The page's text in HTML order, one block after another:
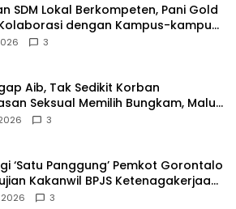
SDM Lokal Berkompeten, Pani Gold
dengan Kampus-kampus
3
Aib, Tak Sedikit Korban
Seksual Memilih Bungkam, Malu
3
‘Satu Panggung’ Pemkot Gorontalo
Kakanwil BPJS Ketenagakerjaan
3